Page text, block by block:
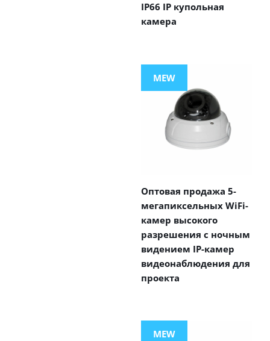
IP66 IP купольная
камера
MEW
Оптовая продажа 5-
мегапиксельных WiFi-
камер высокого
разрешения с ночным
видением IP-камер
видеонаблюдения для
проекта
MEW